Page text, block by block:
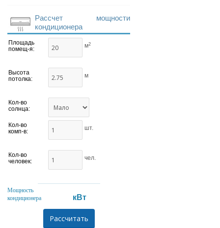
Рассчет мощности
кондиционера
Площадь
помещ-я:
м2
Высота
потолка:
м
Кол-во
солнца:
Кол-во
комп-в:
шт.
Кол-во
человек:
чел.
Мощность
кондиционера
кВт